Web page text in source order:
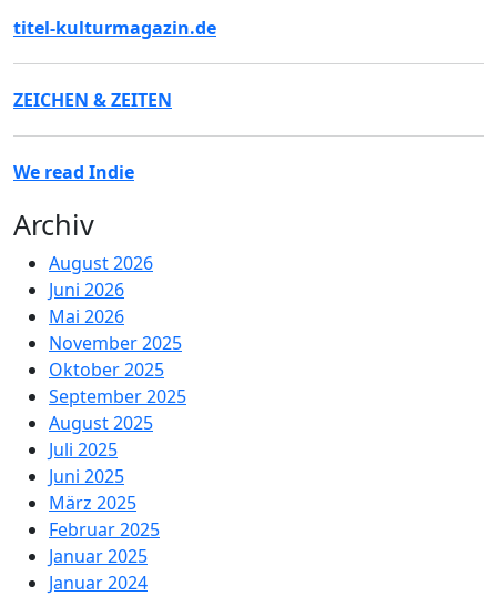
titel-kulturmagazin.de
ZEICHEN & ZEITEN
We read Indie
Archiv
August 2026
Juni 2026
Mai 2026
November 2025
Oktober 2025
September 2025
August 2025
Juli 2025
Juni 2025
März 2025
Februar 2025
Januar 2025
Januar 2024